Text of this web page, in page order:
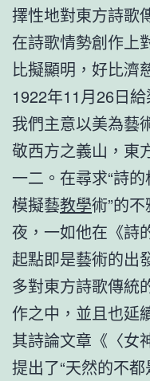
擇性地對東方詩歌
在詩歌情勢創作上
比擬顯明，好比濟
1922年11月26日
我們主意以美為藝
敬西方之義山，東
一二。在尋求“詩
模擬藝教學術”的
夜，一如他在《詩
起點即是藝術的出
多對東方詩歌傳統
作之中，並且也延
其詩論文章《〈女
提出了“天然的不